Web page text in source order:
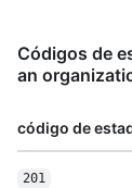
Códigos de
an
código de
201